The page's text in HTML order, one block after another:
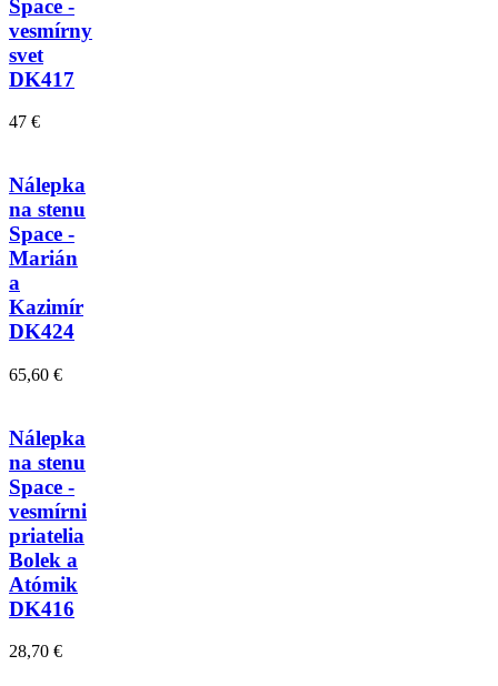
Space -
vesmírny
svet
DK417
47 €
Nálepka
na stenu
Space -
Marián
a
Kazimír
DK424
65,60 €
Nálepka
na stenu
Space -
vesmírni
priatelia
Bolek a
Atómik
DK416
28,70 €